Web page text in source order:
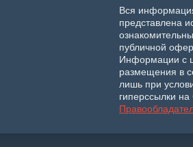
Вся
представлена
публичной
Информации с
размещения в
лишь при
гиперссылки на